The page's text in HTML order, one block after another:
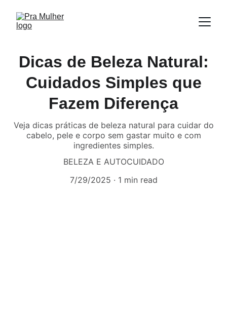
Dicas de Beleza Natural:
Cuidados Simples que
Fazem Diferença
Veja dicas práticas de beleza natural para cuidar do
cabelo, pele e corpo sem gastar muito e com
ingredientes simples.
BELEZA E AUTOCUIDADO
7/29/2025
1 min read